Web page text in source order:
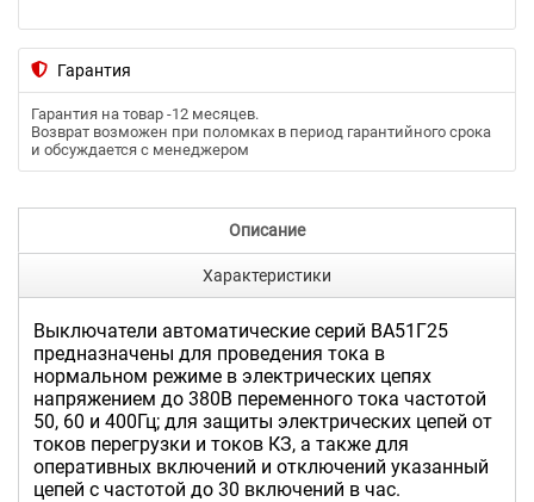
Гарантия
Гарантия на товар -12 месяцев.
Возврат возможен при поломках в период гарантийного срока
и обсуждается с менеджером
Описание
Характеристики
Выключатели автоматические серий ВА51Г25
предназначены для проведения тока в
нормальном режиме в электрических цепях
напряжением до 380В переменного тока частотой
50, 60 и 400Гц; для защиты электрических цепей от
токов перегрузки и токов КЗ, а также для
оперативных включений и отключений указанный
цепей с частотой до 30 включений в час.